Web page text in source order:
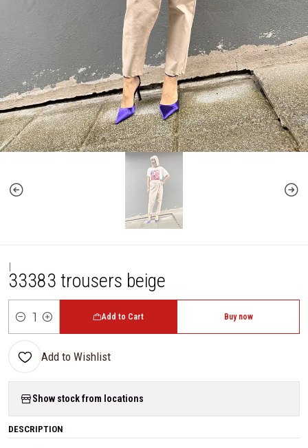
|
33383 trousers beige
Quantity
Add to Cart Buy now
Add to Wishlist
Show stock from locations
DESCRIPTION